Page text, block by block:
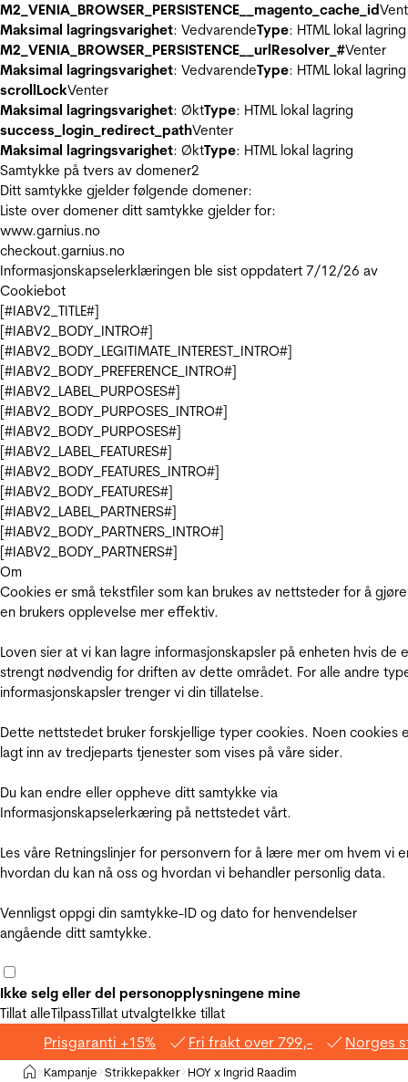
M2_VENIA_BROWSER_PERSISTENCE__magento_cache_id
Maksimal lagringsvarighet: VedvarendeType: HTML lokal lagring
M2_VENIA_BROWSER_PERSISTENCE__urlResolver_#Venter
Maksimal lagringsvarighet: VedvarendeType: HTML lokal lagring
scrollLockVenter
Maksimal lagringsvarighet: ØktType: HTML lokal lagring
success_login_redirect_pathVenter
Maksimal lagringsvarighet: ØktType: HTML lokal lagring
Samtykke på tvers av domener2
Ditt samtykke gjelder følgende domener:
Liste over domener ditt samtykke gjelder for:
www.garnius.no
checkout.garnius.no
Informasjonskapselerklæringen ble sist oppdatert 7/12/26 av
Cookiebot
[#IABV2_TITLE#]
[#IABV2_BODY_INTRO#]
[#IABV2_BODY_LEGITIMATE_INTEREST_INTRO#]
[#IABV2_BODY_PREFERENCE_INTRO#]
[#IABV2_LABEL_PURPOSES#]
[#IABV2_BODY_PURPOSES_INTRO#]
[#IABV2_BODY_PURPOSES#]
[#IABV2_LABEL_FEATURES#]
[#IABV2_BODY_FEATURES_INTRO#]
[#IABV2_BODY_FEATURES#]
[#IABV2_LABEL_PARTNERS#]
[#IABV2_BODY_PARTNERS_INTRO#]
[#IABV2_BODY_PARTNERS#]
Om
Cookies er små tekstfiler som kan brukes av nettsteder for å gjøre
en brukers opplevelse mer effektiv.
Loven sier at vi kan lagre informasjonskapsler på enheten hvis de
strengt nødvendig for driften av dette området. For alle andre
informasjonskapsler trenger vi din tillatelse.
Dette nettstedet bruker forskjellige typer cookies. Noen cookies
lagt inn av tredjeparts tjenester som vises på våre sider.
Du kan endre eller oppheve ditt samtykke via
Informasjonskapselerkæring på nettstedet vårt.
Les våre Retningslinjer for personvern for å lære mer om hvem vi
hvordan du kan nå oss og hvordan vi behandler personlig data.
Vennligst oppgi din samtykke-ID og dato for henvendelser
angående ditt samtykke.
Ikke selg eller del personopplysningene mine
Tillat alleTilpassTillat utvalgteIkke tillat
Prisgaranti +15% Fri frakt over 799,- Norges
Hjem
>Kampanje >Strikkepakker >HOY x Ingrid Raadim